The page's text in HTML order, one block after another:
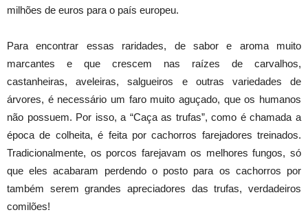
milhões de euros para o país europeu.
Para encontrar essas raridades, de sabor e aroma muito
marcantes e que crescem nas raízes de carvalhos,
castanheiras, aveleiras, salgueiros e outras variedades de
árvores, é necessário um faro muito aguçado, que os humanos
não possuem. Por isso, a “Caça as trufas”, como é chamada a
época de colheita, é feita por cachorros farejadores treinados.
Tradicionalmente, os porcos farejavam os melhores fungos, só
que eles acabaram perdendo o posto para os cachorros por
também serem grandes apreciadores das trufas, verdadeiros
comilões!